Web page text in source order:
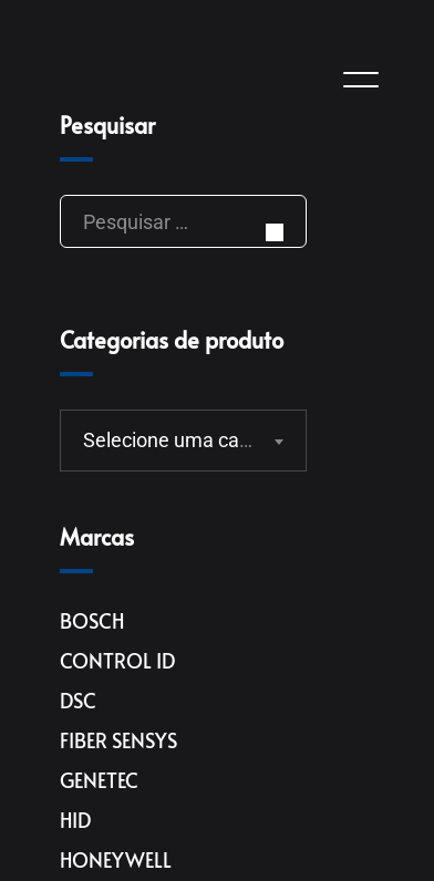
Pesquisar
Categorias de produto
Selecione uma categoria
Marcas
BOSCH
CONTROL ID
DSC
FIBER SENSYS
GENETEC
HID
HONEYWELL